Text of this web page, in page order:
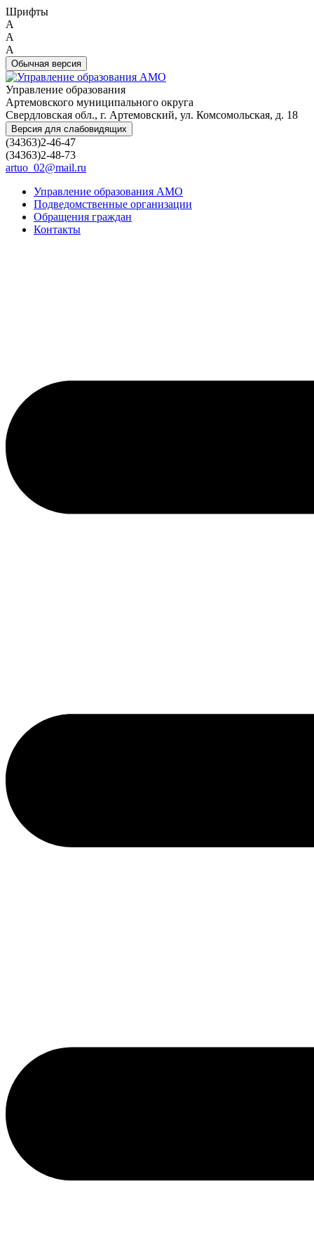
Шрифты
A
A
A
Обычная версия
Управление образования
Артемовского муниципального округа
Свердловская обл., г. Артемовский, ул. Комсомольская, д. 18
Версия для слабовидящих
(34363)2-46-47
(34363)2-48-73
artuo_02@mail.ru
Управление образования АМО
Подведомственные организации
Обращения граждан
Контакты